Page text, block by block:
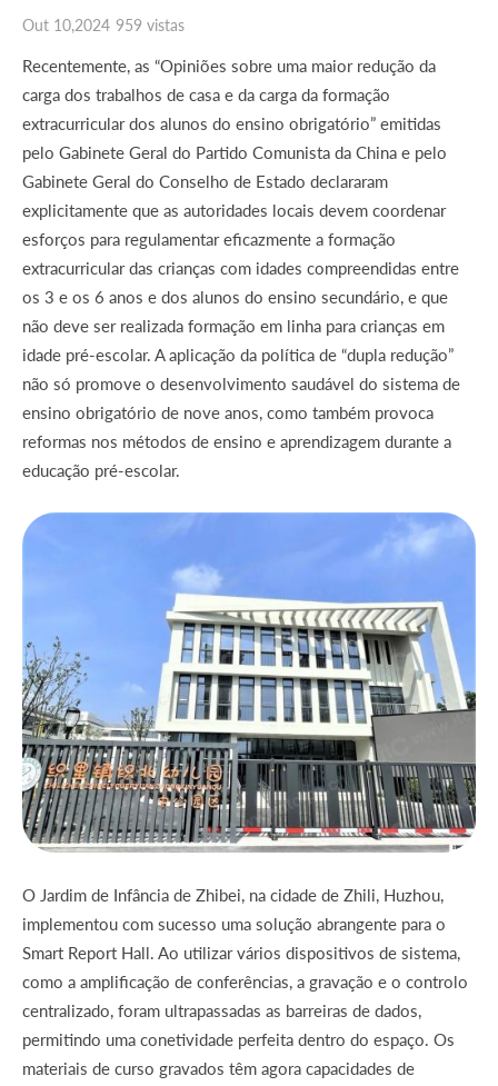
Out 10,2024 959 vistas
Recentemente, as “Opiniões sobre uma maior redução da
carga dos trabalhos de casa e da carga da formação
extracurricular dos alunos do ensino obrigatório” emitidas
pelo Gabinete Geral do Partido Comunista da China e pelo
Gabinete Geral do Conselho de Estado declararam
explicitamente que as autoridades locais devem coordenar
esforços para regulamentar eficazmente a formação
extracurricular das crianças com idades compreendidas entre
os 3 e os 6 anos e dos alunos do ensino secundário, e que
não deve ser realizada formação em linha para crianças em
idade pré-escolar. A aplicação da política de “dupla redução”
não só promove o desenvolvimento saudável do sistema de
ensino obrigatório de nove anos, como também provoca
reformas nos métodos de ensino e aprendizagem durante a
educação pré-escolar.
O Jardim de Infância de Zhibei, na cidade de Zhili, Huzhou,
implementou com sucesso uma solução abrangente para o
Smart Report Hall. Ao utilizar vários dispositivos de sistema,
como a amplificação de conferências, a gravação e o controlo
centralizado, foram ultrapassadas as barreiras de dados,
permitindo uma conetividade perfeita dentro do espaço. Os
materiais de curso gravados têm agora capacidades de